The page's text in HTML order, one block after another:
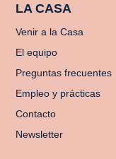
LA CASA
Venir a la Casa
El equipo
Preguntas frecuentes
Empleo y prácticas
Contacto
Newsletter